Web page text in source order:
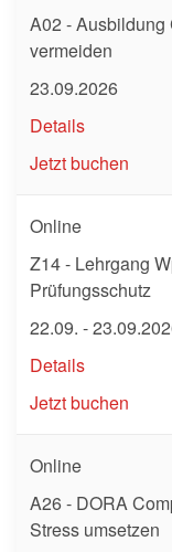
A02 - Ausbildung
vermeiden
23.09.2026
Details
Jetzt buchen
Online
Z14 - Lehrgang
Prüfungsschutz
22.09. -
Details
Jetzt buchen
Online
A26 - DORA
Stress umsetzen